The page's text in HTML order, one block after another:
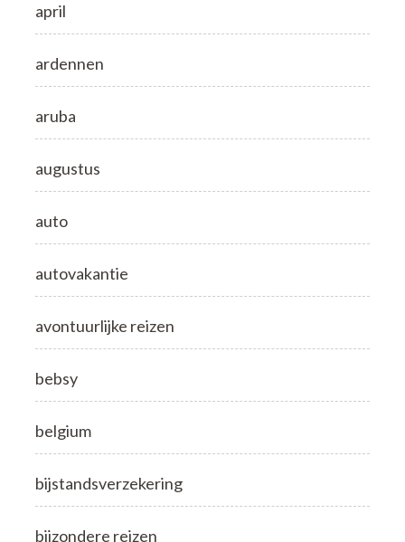
april
ardennen
aruba
augustus
auto
autovakantie
avontuurlijke reizen
bebsy
belgium
bijstandsverzekering
bijzondere reizen